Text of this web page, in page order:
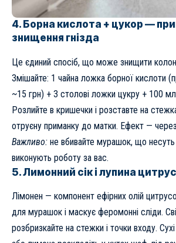
4. Борна кислота + цукор —
знищення гнізда
Це єдиний спосіб, що може знищити
Змішайте: 1 чайна ложка борної кислоти
~15 грн) + 3 столові ложки цукру + 100
Розлийте в кришечки і розставте на
отруєну приманку до матки. Ефект —
Важливо: не вбивайте мурашок, що
виконують роботу за вас.
5. Лимонний сік і лупина
Лімонен — компонент ефірних олій
для мурашок і маскує феромонні сліди.
розбризкайте на стежки і точки входу.